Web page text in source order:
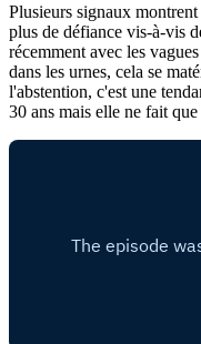
Plusieurs signaux
plus de défiance vis-à-vis
récemment avec les
dans les urnes, cela se
l'abstention, c'est une
30 ans mais elle ne fait que